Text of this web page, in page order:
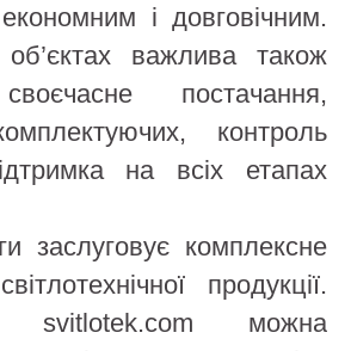
і довговічним.
важлива також
постачання,
контроль
на всіх етапах
заслуговує комплексне
продукції.
можна